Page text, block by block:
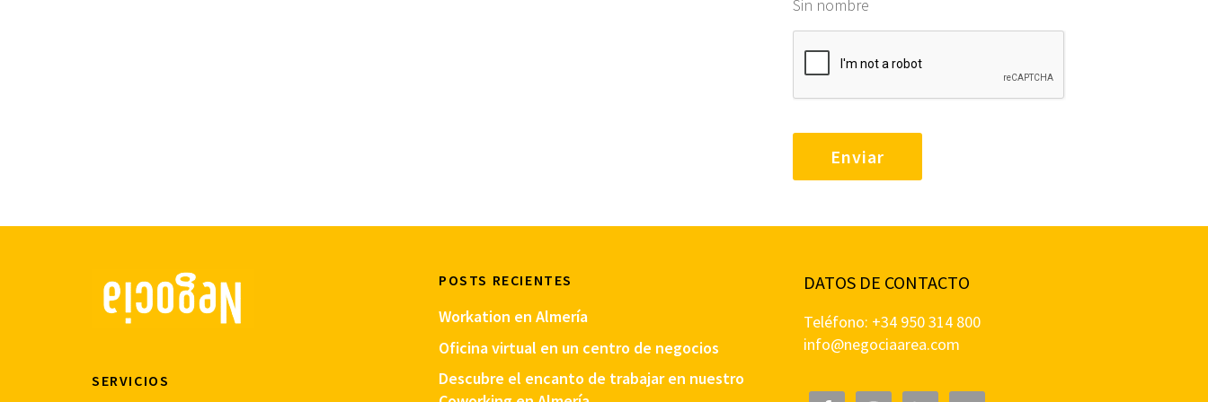
Sin nombre
SERVICIOS
POSTS RECIENTES
Workation en Almería
Oficina virtual en un centro de negocios
Descubre el encanto de trabajar en nuestro
DATOS DE CONTACTO
Teléfono: +34 950 314 800
info@negociaarea.com